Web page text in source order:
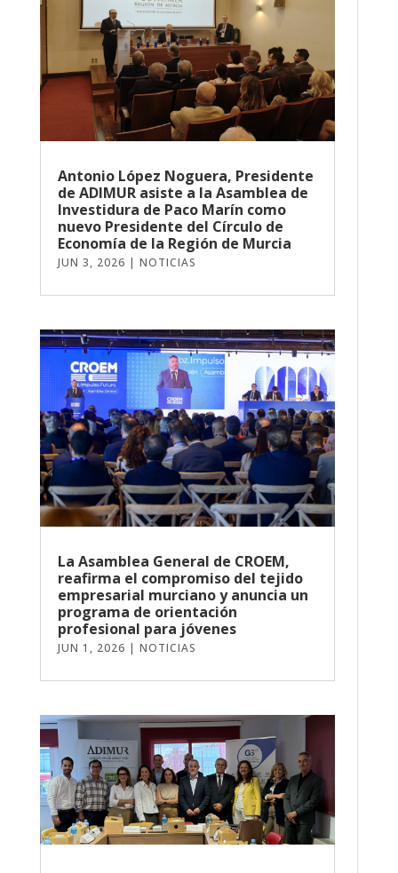
Antonio López Noguera, Presidente
de ADIMUR asiste a la Asamblea de
Investidura de Paco Marín como
nuevo Presidente del Círculo de
Economía de la Región de Murcia
JUN 3, 2026 | NOTICIAS
La Asamblea General de CROEM,
reafirma el compromiso del tejido
empresarial murciano y anuncia un
programa de orientación
profesional para jóvenes
JUN 1, 2026 | NOTICIAS